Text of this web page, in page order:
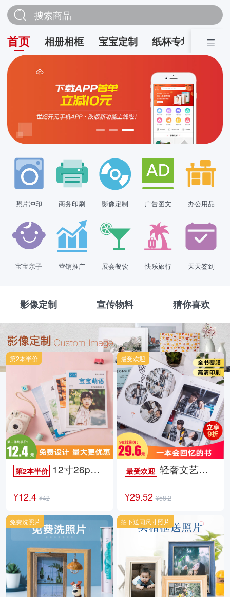
搜索商品
首页 相册相框 宝宝定制 纸杯专场 营销
照片冲印 商务印刷 影像定制 广告图文 办公用品
宝宝亲子 营销推广 展会餐饮 快乐旅行 天天签到
影像定制 宣传物料 猜你喜欢
第2本半价 12寸26p时尚杂志册
¥12.4 ¥42
第2本半价
最受欢迎 轻奢文艺照片书
¥29.52 ¥58.2
最受欢迎
免费洗照片 拍下送同尺寸照片